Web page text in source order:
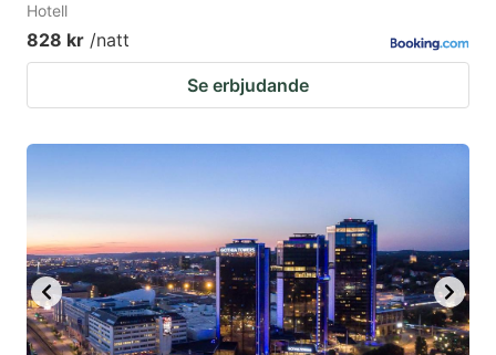
Hotell
828 kr /natt
Se erbjudande